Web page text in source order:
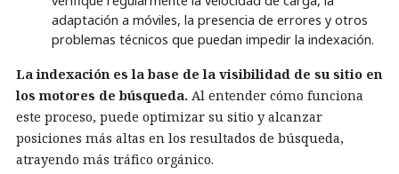
adaptación a móviles, la presencia de errores y otros
problemas técnicos que puedan impedir la indexación.
La indexación es la base de la visibilidad de su sitio en
los motores de búsqueda. Al entender cómo funciona
este proceso, puede optimizar su sitio y alcanzar
posiciones más altas en los resultados de búsqueda,
atrayendo más tráfico orgánico.